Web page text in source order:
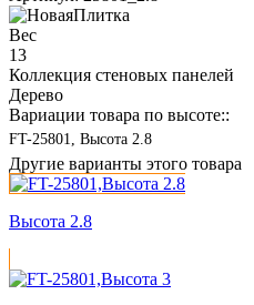
Вес
13
Коллекция стеновых панелей
Дерево
Вариации товара по высоте::
FT-25801, Высота 2.8
Другие варианты этого товара
Высота 2.8